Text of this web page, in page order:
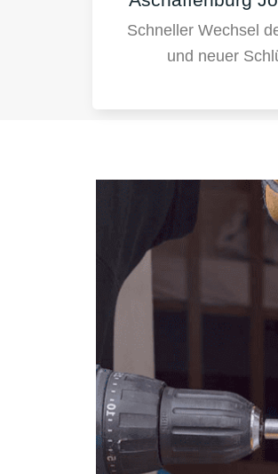
Schneller Wechsel
und neuer